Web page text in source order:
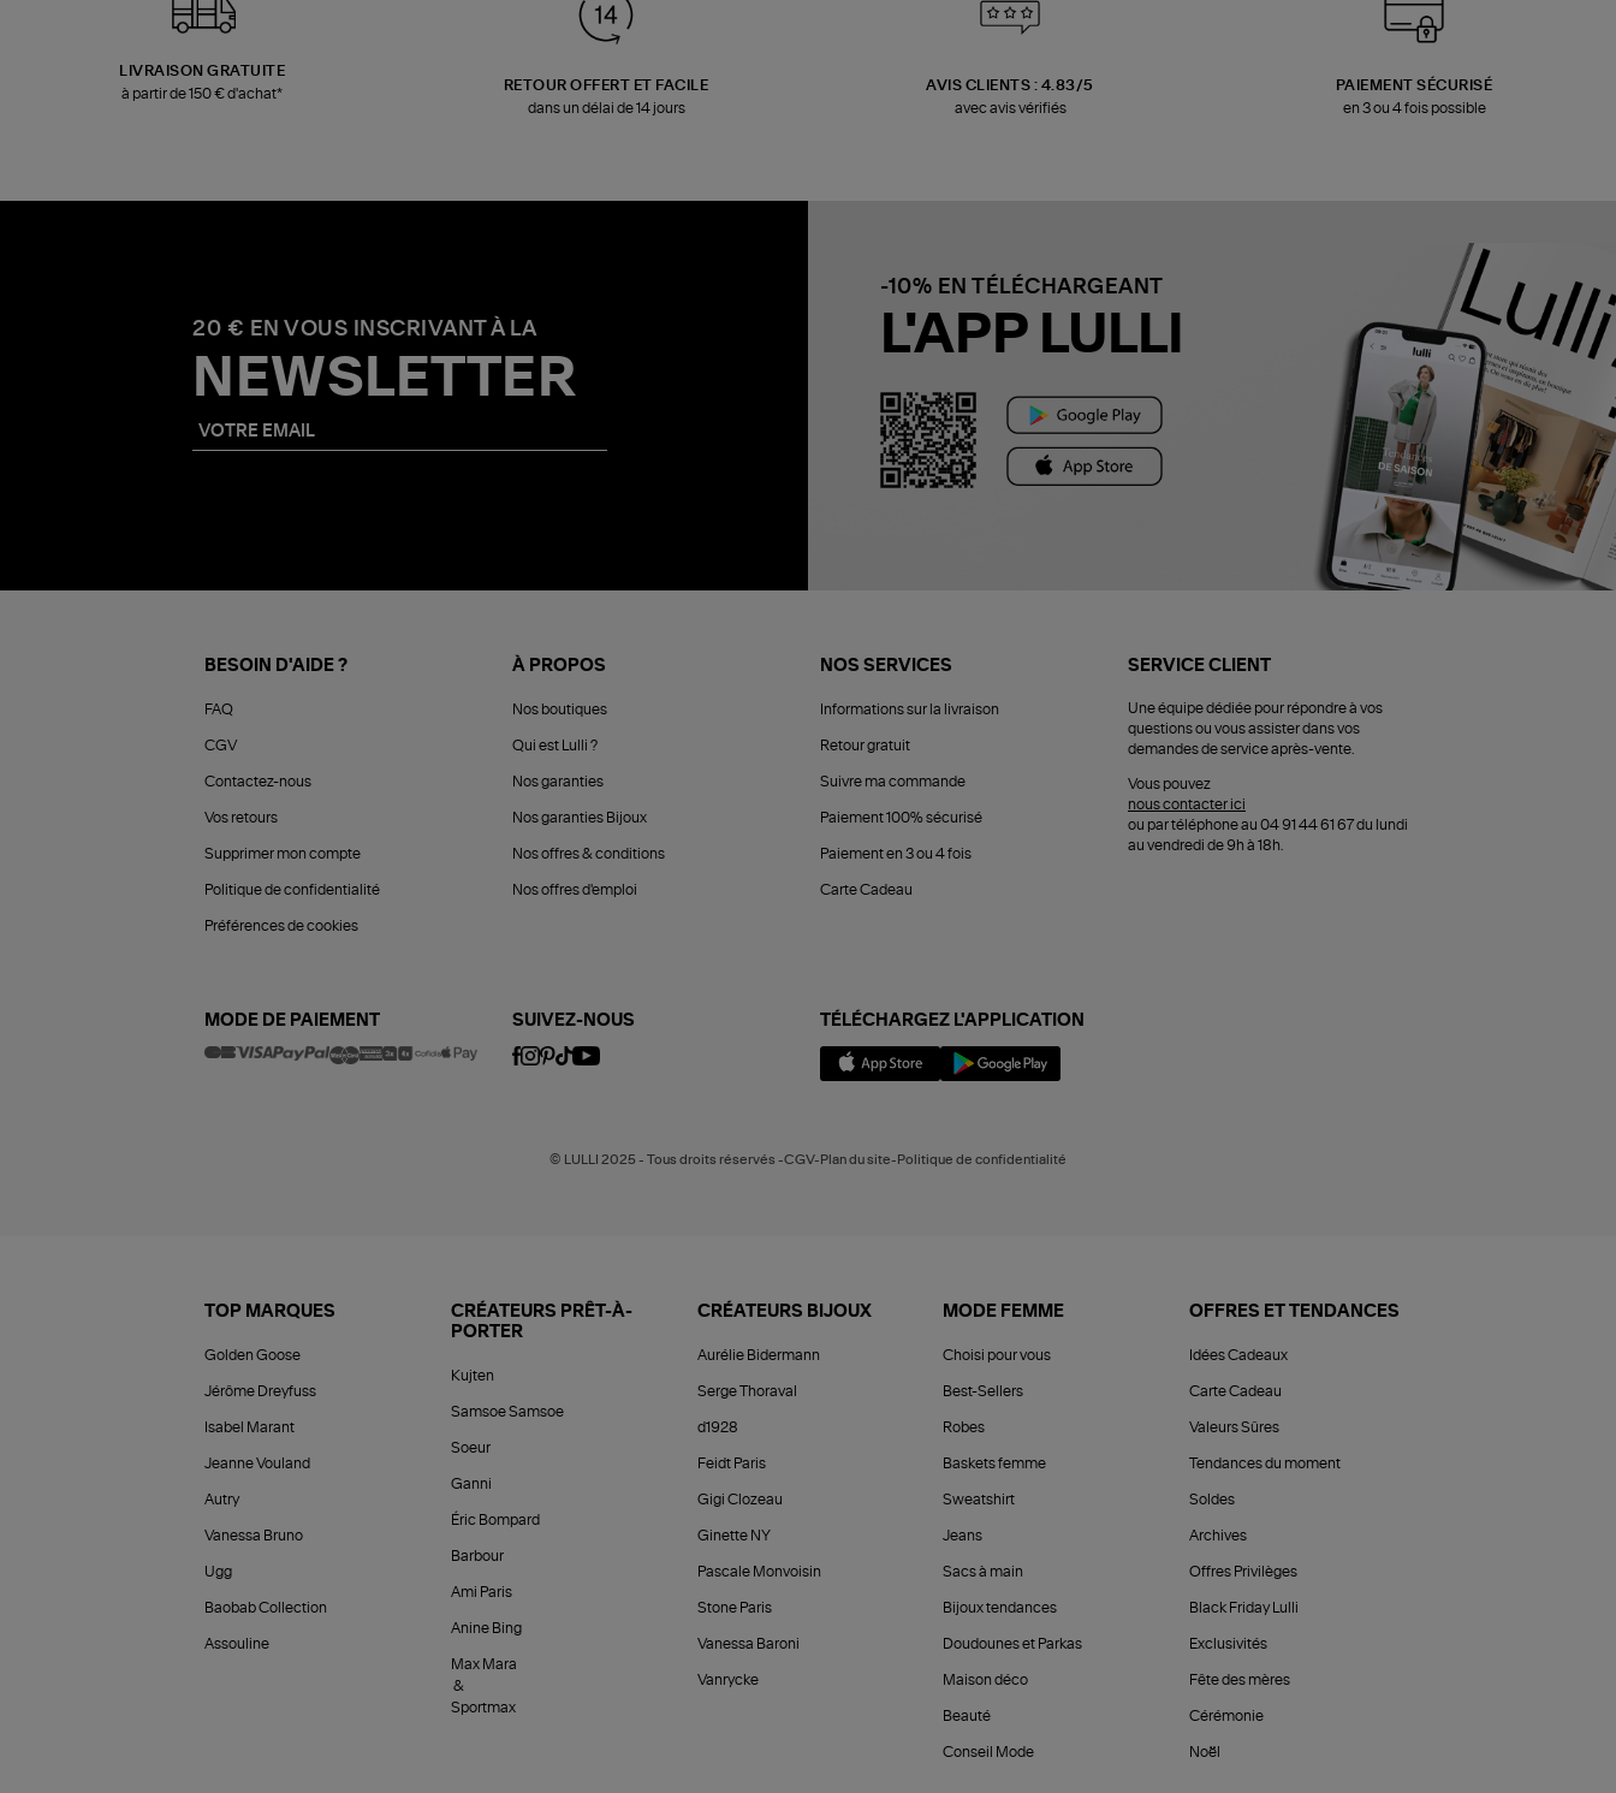
LIVRAISON GRATUITE
à partir de 150 € d'achat*
RETOUR OFFERT ET FACILE
dans un délai de 14 jours
AVIS CLIENTS : 4.83/5
avec avis vérifiés
PAIEMENT SÉCURISÉ
en 3 ou 4 fois possible
20 € EN VOUS INSCRIVANT À LA
NEWSLETTER
-10% EN TÉLÉCHARGEANT
L'APP LULLI
BESOIN D'AIDE ?
FAQ
CGV
Contactez-nous
Vos retours
Supprimer mon compte
Politique de confidentialité
Préférences de cookies
À PROPOS
Nos boutiques
Qui est Lulli ?
Nos garanties
Nos garanties Bijoux
Nos offres & conditions
Nos offres d'emploi
NOS SERVICES
Informations sur la livraison
Retour gratuit
Suivre ma commande
Paiement 100% sécurisé
Paiement en 3 ou 4 fois
Carte Cadeau
SERVICE CLIENT
Une équipe dédiée pour répondre à vos
questions ou vous assister dans vos
demandes de service après-vente.
Vous pouvez
nous contacter ici
ou par téléphone au 04 91 44 61 67 du lundi
au vendredi de 9h à 18h.
MODE DE PAIEMENT SUIVEZ-NOUS TÉLÉCHARGEZ L'APPLICATION
© LULLI 2025 - Tous droits réservés -CGV-Plan du site-Politique de confidentialité
TOP MARQUES
Golden Goose
Jérôme Dreyfuss
Isabel Marant
Jeanne Vouland
Autry
Vanessa Bruno
Ugg
Baobab Collection
Assouline
CRÉATEURS PRÊT-À-
PORTER
Kujten
Samsoe Samsoe
Soeur
Ganni
Éric Bompard
Barbour
Ami Paris
Anine Bing
Max Mara
&
Sportmax
CRÉATEURS BIJOUX
Aurélie Bidermann
Serge Thoraval
d1928
Feidt Paris
Gigi Clozeau
Ginette NY
Pascale Monvoisin
Stone Paris
Vanessa Baroni
Vanrycke
MODE FEMME
Choisi pour vous
Best-Sellers
Robes
Baskets femme
Sweatshirt
Jeans
Sacs à main
Bijoux tendances
Doudounes et Parkas
Maison déco
Beauté
Conseil Mode
OFFRES ET TENDANCES
Idées Cadeaux
Carte Cadeau
Valeurs Sûres
Tendances du moment
Soldes
Archives
Offres Privilèges
Black Friday Lulli
Exclusivités
Fête des mères
Cérémonie
Noël